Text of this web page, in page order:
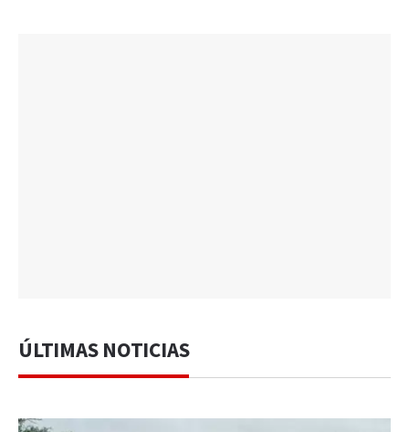
ÚLTIMAS NOTICIAS